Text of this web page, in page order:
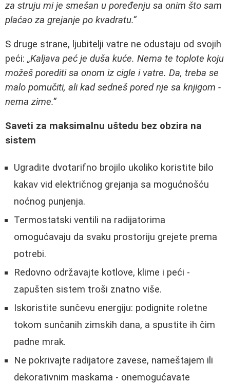
za struju mi je smešan u poređenju sa onim što sam
plaćao za grejanje po kvadratu.“
S druge strane, ljubitelji vatre ne odustaju od svojih
peći: „Kaljava peć je duša kuće. Nema te toplote koju
možeš porediti sa onom iz cigle i vatre. Da, treba se
malo pomučiti, ali kad sedneš pored nje sa knjigom -
nema zime.“
Saveti za maksimalnu uštedu bez obzira na
sistem
Ugradite dvotarifno brojilo ukoliko koristite bilo
kakav vid električnog grejanja sa mogućnošću
noćnog punjenja.
Termostatski ventili na radijatorima
omogućavaju da svaku prostoriju grejete prema
potrebi.
Redovno održavajte kotlove, klime i peći -
zapušten sistem troši znatno više.
Iskoristite sunčevu energiju: podignite roletne
tokom sunčanih zimskih dana, a spustite ih čim
padne mrak.
Ne pokrivajte radijatore zavese, nameštajem ili
dekorativnim maskama - onemogućavate